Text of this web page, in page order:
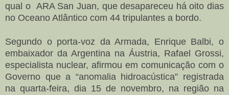
qual o ARA San Juan, que desapareceu há oito dias
no Oceano Atlântico com 44 tripulantes a bordo.
Segundo o porta-voz da Armada, Enrique Balbi, o
embaixador da Argentina na Áustria, Rafael Grossi,
especialista nuclear, afirmou em comunicação com o
Governo que a “anomalia hidroacústica” registrada
na quarta-feira, dia 15 de novembro, na região na